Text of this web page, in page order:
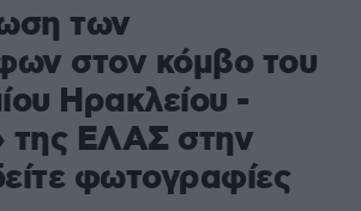
των
στον κόμβο του
Ηρακλείου -
της ΕΛΑΣ στην
φωτογραφίες